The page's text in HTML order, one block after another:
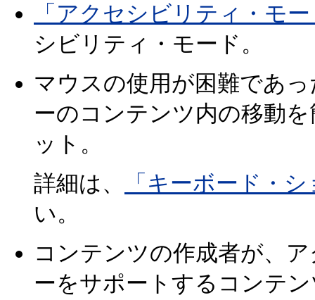
「アクセシビリティ・モ
シビリティ・モード。
マウスの使用が困難であ
ーのコンテンツ内の移動
ット。
詳細は、
「キーボード・
い。
コンテンツの作成者が、
ーをサポートするコンテ